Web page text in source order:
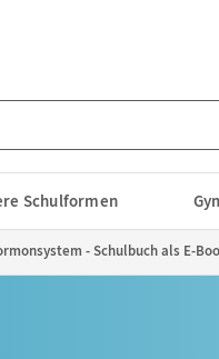
Schulformen
- Schulbuch als E-